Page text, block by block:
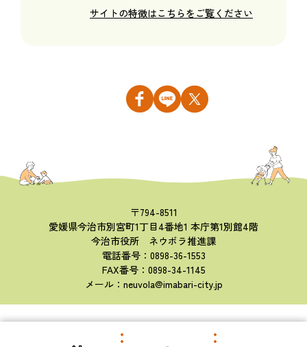
サイトの特徴はこちらをご覧ください
〒794-8511
愛媛県今治市別宮町1丁目4番地1 本庁第1別館4階
今治市役所 ネウボラ推進課
電話番号：0898-36-1553
FAX番号：0898-34-1145
メール：neuvola@imabari-city.jp